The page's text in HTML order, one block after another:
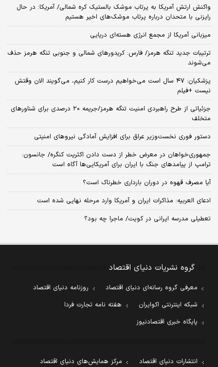
واکنش ارتش آمریکا به پرتاب موشک بالستیک کره شمالی/ آمریکا: در حال
رایزنی با متحدان درباره پرتاب موشک‌های اخیر هستیم
میزبانی آمریکا از مجمع انرژی هسته‌ای دریایی
ترتیبات جدید تنگه هرمز/ فارس: کریدورهای شمالی و جنوبی تنگه هرمز حذف
می‌شوند
پزشکیان: ۴۷ سال است می‌خواهیم درست کار کنیم، می‌گویند الان وقتش
نیست +فیلم
جزئیاتی از طرح راهبردی امنیت تنگه هرمز/جریمه ۲۰ درصدی برای شناورهای
متخلف
دستور فوری نخست‌وزیر عراق برای افزایش آمادگی نیروهای امنیتی
جمهوری‌خواهان در معرض خطر از دست دادن اکثریت کنگره/ جانسون:
ترامپ از پیامدهای جنگ با ایران برای آمریکایی‌ها آگاه است
آیا مصرف قهوه در دوران بارداری خطرناک است؟
ادعای العربیه: مذاکرات ایران و آمریکا وارد مرحله نهایی شده است
تعطیلی مدرسه ایرانی در کویت/ ماجرا چه بود؟
گروه نشریات دنیای اقتصاد
معرفی گروه رسانه‌ای دنیای اقتصاد
روزنامه دنیای اقتصاد
شبکه اینترنتی اکوایران
هفته نامه تجارت فردا
پایگاه خبری اقتصادنیوز
انتشارات دنیای اقتصاد
مرکز همایش‌های دنیای اقتصاد